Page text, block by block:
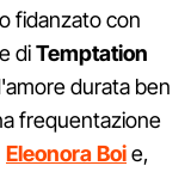
fidanzato con
diTemptation
durata ben
frequentazione
Eleonora Boie,